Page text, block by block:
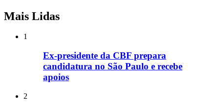
Mais Lidas
1
Ex-presidente da CBF prepara
candidatura no São Paulo e recebe
apoios
2